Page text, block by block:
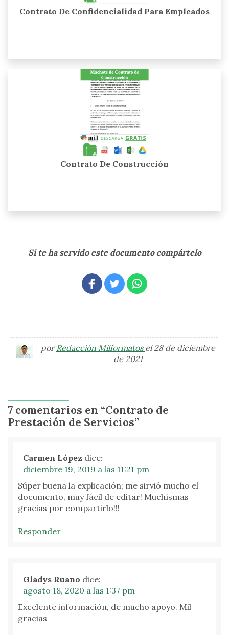
Contrato De Confidencialidad Para Empleados
Contrato De Construcción
Si te ha servido este documento compártelo
porRedacción Milformatos el 28 de diciembre
de 2021
7 comentarios en “Contrato de
Prestación de Servicios”
Carmen López dice:
diciembre 19, 2019 a las 11:21 pm
Súper buena la explicación; me sirvió mucho el
documento, muy fácil de editar! Muchísmas
gracias por compartirlo!!!
Responder
Gladys Ruano dice:
agosto 18, 2020 a las 1:37 pm
Excelente información, de mucho apoyo. Mil
gracias